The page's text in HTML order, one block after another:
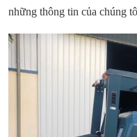
những thông tin của chúng